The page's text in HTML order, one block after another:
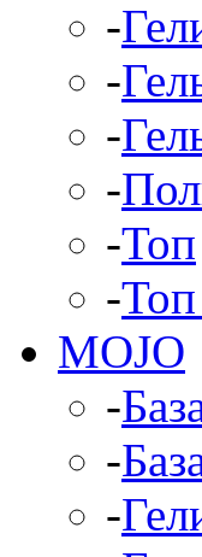
-
-
-
-
-Топ
-
MOJO
-
-
-